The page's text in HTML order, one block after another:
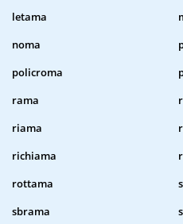
letama
noma
policroma
rama
riama
richiama
rottama
sbrama